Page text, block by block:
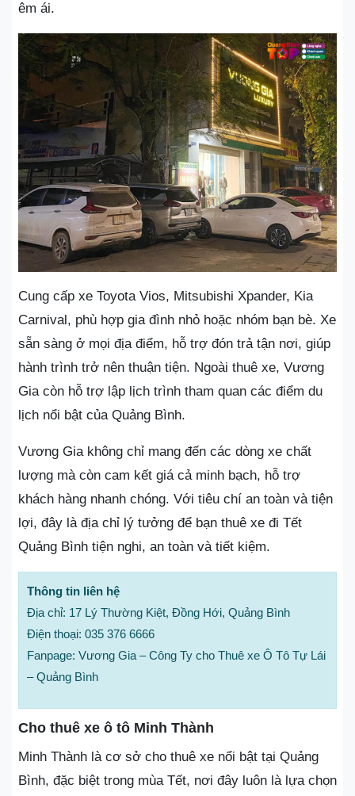
êm ái.
Cung cấp xe Toyota Vios, Mitsubishi Xpander, Kia
Carnival, phù hợp gia đình nhỏ hoặc nhóm bạn bè. Xe
sẵn sàng ở mọi địa điểm, hỗ trợ đón trả tận nơi, giúp
hành trình trở nên thuận tiện. Ngoài thuê xe, Vương
Gia còn hỗ trợ lập lịch trình tham quan các điểm du
lịch nổi bật của Quảng Bình.
Vương Gia không chỉ mang đến các dòng xe chất
lượng mà còn cam kết giá cả minh bạch, hỗ trợ
khách hàng nhanh chóng. Với tiêu chí an toàn và tiện
lợi, đây là địa chỉ lý tưởng để bạn thuê xe đi Tết
Quảng Bình tiện nghi, an toàn và tiết kiệm.
Thông tin liên hệ
Địa chỉ: 17 Lý Thường Kiệt, Đồng Hới, Quảng Bình
Điện thoại: 035 376 6666
Fanpage: Vương Gia – Công Ty cho Thuê xe Ô Tô Tự Lái
– Quảng Bình
Cho thuê xe ô tô Minh Thành
Minh Thành là cơ sở cho thuê xe nổi bật tại Quảng
Bình, đặc biệt trong mùa Tết, nơi đây luôn là lựa chọn